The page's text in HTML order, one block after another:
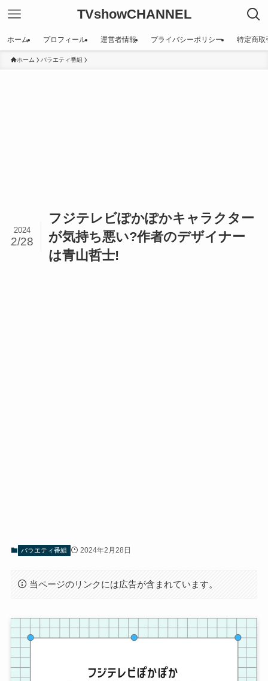
TVshowCHANNEL
ホーム プロフィール 運営者情報 プライバシーポリシー 特定商取
ホーム バラエティ番組
フジテレビぽかぽかキャラクター
が気持ち悪い?作者のデザイナー
は青山哲士!
2024
2/28
バラエティ番組 2024年2月28日
当ページのリンクには広告が含まれています。